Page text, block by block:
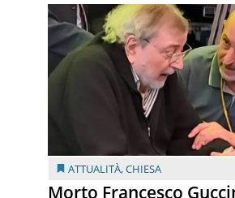
ATTUALITÀ,CHIESA
Morto Francesco